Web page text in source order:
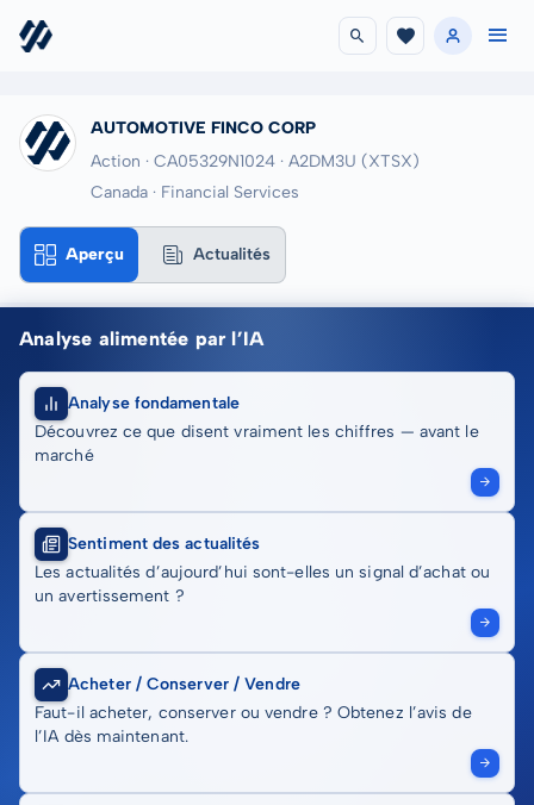
AUTOMOTIVE FINCO CORP
Action · CA05329N1024 · A2DM3U (XTSX)
Canada · Financial Services
Aperçu Actualités
Analyse alimentée par l’IA
Analyse fondamentale
Découvrez ce que disent vraiment les chiffres — avant le
marché
Sentiment des actualités
Les actualités d’aujourd’hui sont-elles un signal d’achat ou
un avertissement ?
Acheter / Conserver / Vendre
Faut-il acheter, conserver ou vendre ? Obtenez l’avis de
l’IA dès maintenant.